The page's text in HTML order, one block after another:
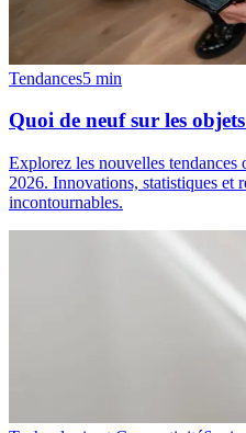
Tendances5 min
Quoi de neuf sur les
Explorez les nouvelles tendances
2026. Innovations, statistiques et
incontournables.